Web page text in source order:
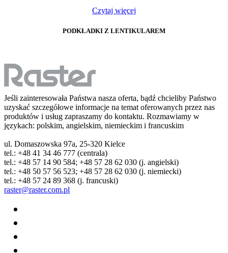
Czytaj więcej
PODKŁADKI Z LENTIKULAREM
Jeśli zainteresowała Państwa nasza oferta, bądź chcieliby Państwo
uzyskać szczegółowe informacje na temat oferowanych przez nas
produktów i usług zapraszamy do kontaktu. Rozmawiamy w
językach: polskim, angielskim, niemieckim i francuskim
ul. Domaszowska 97a, 25-320 Kielce
tel.: +48 41 34 46 777 (centrala)
tel.: +48 57 14 90 584; +48 57 28 62 030 (j. angielski)
tel.: +48 50 57 56 523; +48 57 28 62 030 (j. niemiecki)
tel.: +48 57 24 89 368 (j. francuski)
raster@raster.com.pl